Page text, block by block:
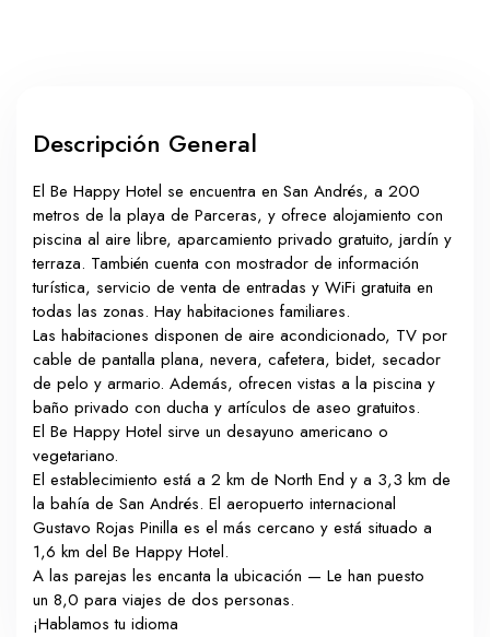
WhatsApp
Descripción General
El Be Happy Hotel se encuentra en San Andrés, a 200
metros de la playa de Parceras, y ofrece alojamiento con
piscina al aire libre, aparcamiento privado gratuito, jardín y
terraza. También cuenta con mostrador de información
turística, servicio de venta de entradas y WiFi gratuita en
todas las zonas. Hay habitaciones familiares.
Las habitaciones disponen de aire acondicionado, TV por
cable de pantalla plana, nevera, cafetera, bidet, secador
de pelo y armario. Además, ofrecen vistas a la piscina y
baño privado con ducha y artículos de aseo gratuitos.
El Be Happy Hotel sirve un desayuno americano o
vegetariano.
El establecimiento está a 2 km de North End y a 3,3 km de
la bahía de San Andrés. El aeropuerto internacional
Gustavo Rojas Pinilla es el más cercano y está situado a
1,6 km del Be Happy Hotel.
A las parejas les encanta la ubicación — Le han puesto
un 8,0 para viajes de dos personas.
¡Hablamos tu idioma